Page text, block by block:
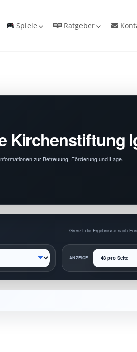
Spiele Ratgeber
Kirchenstiftung
zur Betreuung, Förderung und Lage.
Grenzt die Ergebnisse nach
ANZEIGE